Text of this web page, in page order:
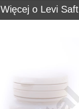
Więcej o Levi Saft